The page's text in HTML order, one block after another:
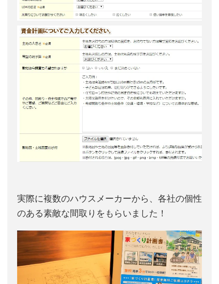
実際に複数のハウスメーカーから、各社の個性
のある素敵な間取りをもらいました！